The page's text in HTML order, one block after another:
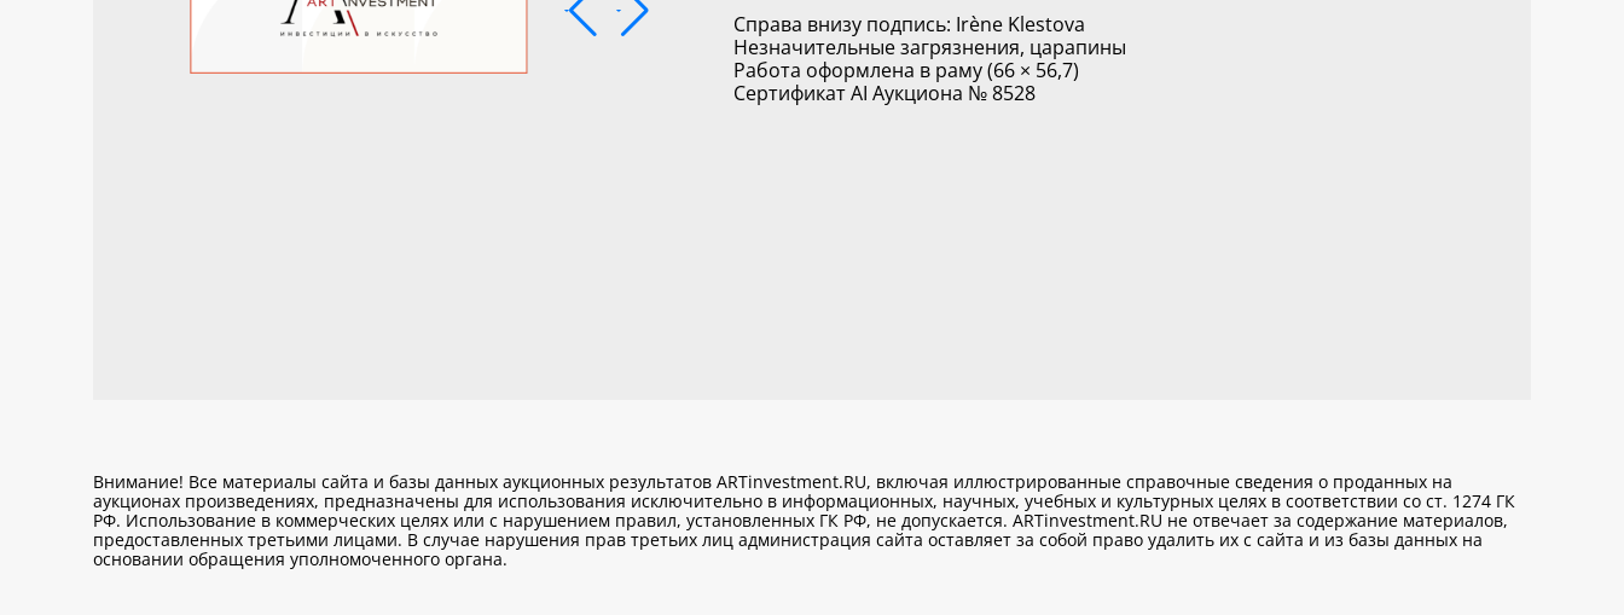
Справа внизу подпись: Irène Klestova
Незначительные загрязнения, царапины
Работа оформлена в раму (66 × 56,7)
Сертификат AI Аукциона № 8528
Внимание! Все материалы сайта и базы данных аукционных результатов ARTinvestment.RU, включая иллюстрированные справочные сведения о проданных на
аукционах произведениях, предназначены для использования исключительно в информационных, научных, учебных и культурных целях в соответствии со ст. 1274 ГК
РФ. Использование в коммерческих целях или с нарушением правил, установленных ГК РФ, не допускается. ARTinvestment.RU не отвечает за содержание материалов,
предоставленных третьими лицами. В случае нарушения прав третьих лиц администрация сайта оставляет за собой право удалить их с сайта и из базы данных на
основании обращения уполномоченного органа.